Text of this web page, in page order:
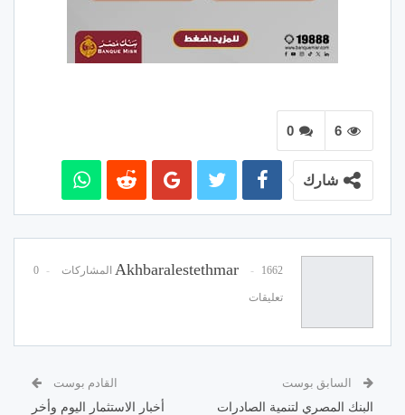
0 6
شارك
Akhbaralestethmar 1662 المشاركات 0
تعليقات
السابق بوست
البنك المصري لتنمية الصادرات
القادم بوست
أخبار الاستثمار اليوم وأخر